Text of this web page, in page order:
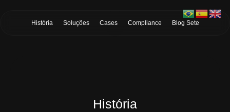
História Soluções Cases Compliance Blog Sete
História